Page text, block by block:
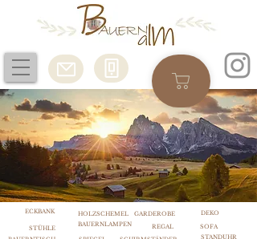
STANDUHR
BAUERNLAMPEN REGAL SOFA
ECKBANK
STÜHLE
HOLZSCHEMEL GARDEROBE DEKO